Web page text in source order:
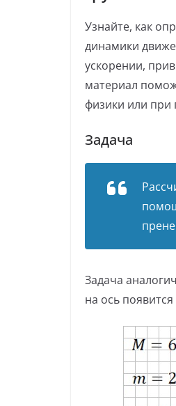
Узнайте, как
динамики
ускорении,
материал
физики или при
Задача
Задача
на ось